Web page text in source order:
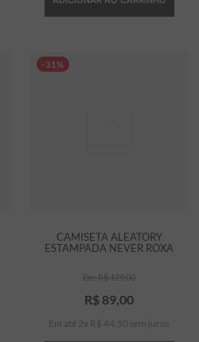
-31%
CAMISETA ALEATORY
ESTAMPADA NEVER ROXA
R$129,00
R$ 89,00
Em até 2 x R$ 44 50 sem juros